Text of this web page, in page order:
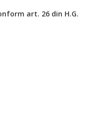
art. 26 din H.G.